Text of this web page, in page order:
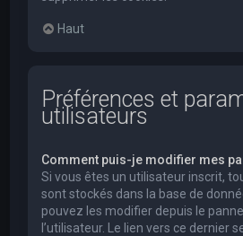
Haut
Préférences et
utilisateurs
Comment puis-je modifier mes
Si vous êtes un utilisateur inscrit,
sont stockés dans la base de
pouvez les modifier depuis le
l’utilisateur. Le lien vers ce dernier